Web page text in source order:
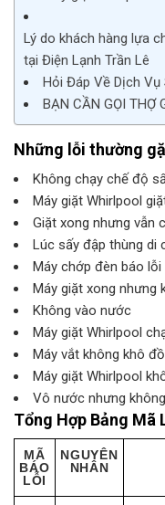
Lý do khách hàng lựa
tại Điện Lạnh Trần Lê
Hỏi Đáp Về Dịch Vụ
BẠN CẦN GỌI THỢ
Những lỗi thường
Không chạy chế độ
Máy giặt Whirlpool
Giặt xong nhưng vẫn
Lúc sấy đập thùng di
Máy chớp đèn báo lỗi
Máy giặt xong nhưng
Không vào nước
Máy giặt Whirlpool
Máy vắt không khô đồ
Máy giặt Whirlpool
Vô nước nhưng
Tổng Hợp Bảng Mã
MÃ
BÁO
LỖI
NGUYÊN
NHÂN